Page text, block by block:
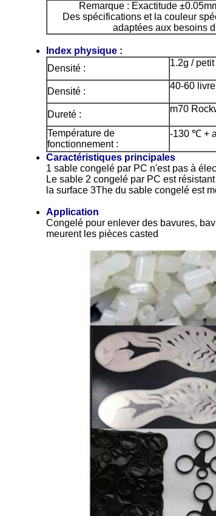
Remarque : Exactitude
Des spécifications et la couleur
adaptées aux besoins
Index physique :
Densité :
1.2g /
Densité :
40-60
Dureté :
m70
Température de
fonctionnement :
-130 ℃ +
Caractéristiques principales
1 sable congelé par PC n'est pas à
Le sable 2 congelé par PC est
la surface 3The du sable congelé est
Application
Congelé pour enlever des bavures,
meurent les pièces casted